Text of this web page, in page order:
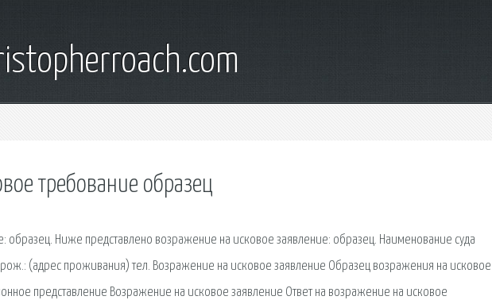
требование образец
образец. Ниже представлено возражение на исковое заявление: образец. Наименование суда
(адрес проживания) тел. Возражение на исковое заявление Образец возражения на исковое
представление Возражение на исковое заявление Ответ на возражение на исковое